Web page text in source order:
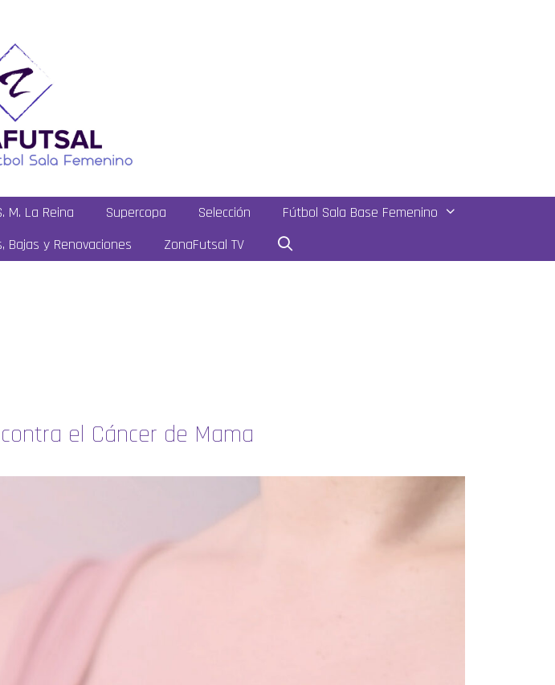
M. La Reina Supercopa Selección
Fútbol Sala Base Femenino
Bajas y Renovaciones ZonaFutsal TV
el Cáncer de Mama